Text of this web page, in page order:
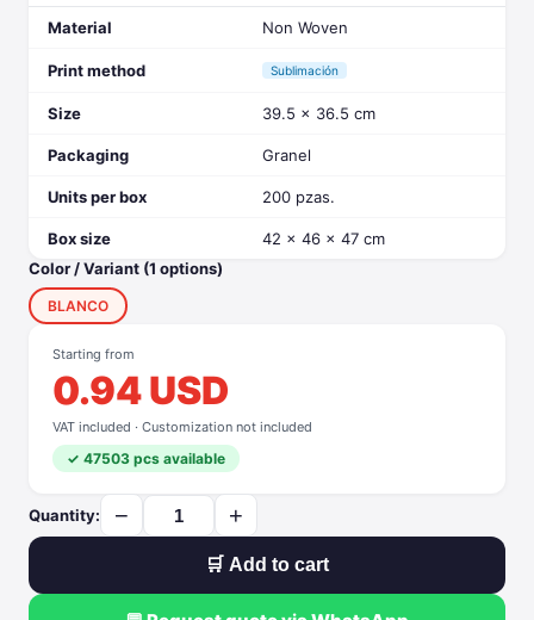
Material Non Woven
Print method Sublimación
Size 39.5 x 36.5 cm
Packaging Granel
Units per box 200 pzas.
Box size
42 x 46 x 47 cm
Color / Variant (1 options)
BLANCO
Starting from
0.94 USD
VAT included · Customization not included
✓ 47503 pcs available
Quantity: − +
🛒 Add to cart